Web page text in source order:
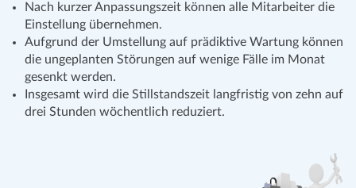
Nach kurzer Anpassungszeit können alle Mitarbeiter die
Einstellung übernehmen.
Aufgrund der Umstellung auf prädiktive Wartung können
die ungeplanten Störungen auf wenige Fälle im Monat
gesenkt werden.
Insgesamt wird die Stillstandszeit langfristig von zehn auf
drei Stunden wöchentlich reduziert.